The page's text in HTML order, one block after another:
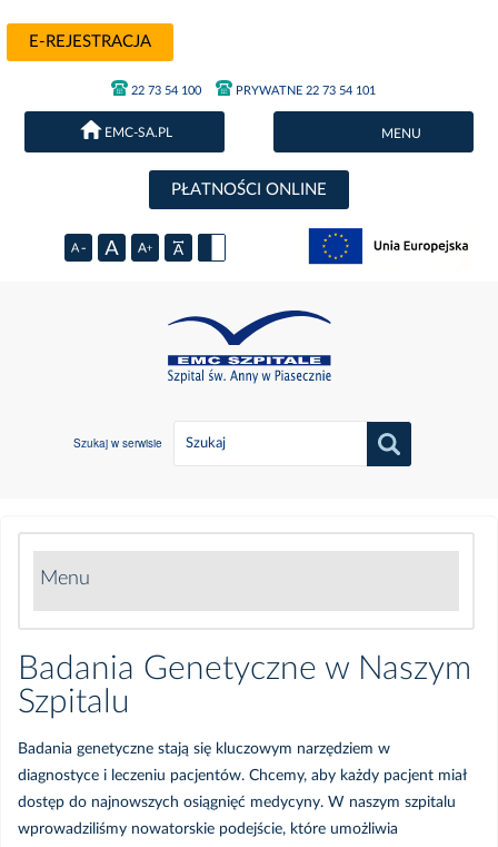
E-REJESTRACJA
22 73 54 100 PRYWATNE 22 73 54 101
EMC-SA.PL MENU
PŁATNOŚCI ONLINE
Szukaj w serwisie
Menu
Badania Genetyczne w Naszym Szpitalu
Biopsja fuzyjna prostaty
Cytologia na NFZ
Badania Genetyczne w Naszym
Szpitalu
Badania genetyczne stają się kluczowym narzędziem w
diagnostyce i leczeniu pacjentów. Chcemy, aby każdy pacjent miał
dostęp do najnowszych osiągnięć medycyny. W naszym szpitalu
wprowadziliśmy nowatorskie podejście, które umożliwia